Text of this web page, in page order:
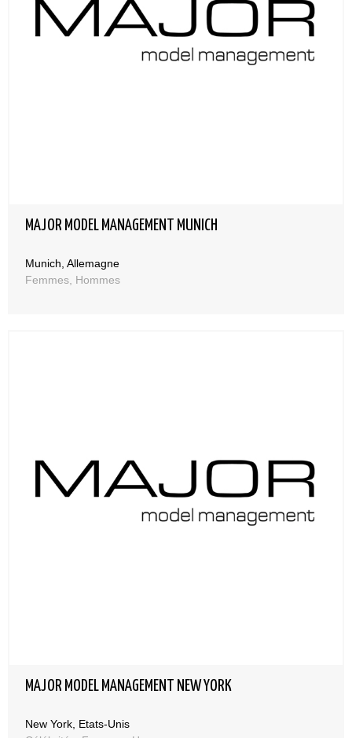
MAJOR MODEL MANAGEMENT MUNICH
Munich, Allemagne
Femmes, Hommes
MAJOR MODEL MANAGEMENT NEW YORK
New York, Etats-Unis